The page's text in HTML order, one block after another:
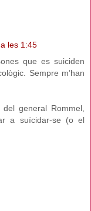
les 1:45
que es suiciden
Sempre m’han
general Rommel,
a suïcidar-se (o el